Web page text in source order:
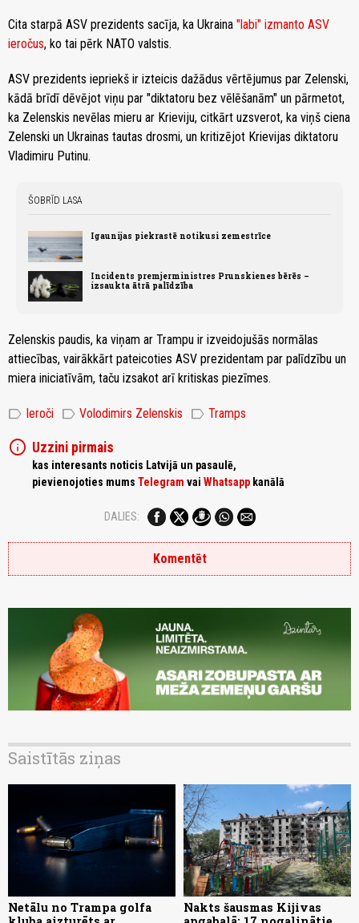
Cita starpā ASV prezidents sacīja, ka Ukraina "labi" izmanto ASV
ieročus, ko tai pērk NATO valstis.
ASV prezidents iepriekš ir izteicis dažādus vērtējumus par Zelenski,
kādā brīdī dēvējot viņu par "diktatoru bez vēlēšanām" un pārmetot,
ka Zelenskis nevēlas mieru ar Krieviju, citkārt uzsverot, ka viņš ciena
Zelenski un Ukrainas tautas drosmi, un kritizējot Krievijas diktatoru
Vladimiru Putinu.
ŠOBRĪD LASA
Igaunijas piekrastē notikusi zemestrīce
Incidents premjerministres Prunskienes bērēs –
izsaukta ātrā palīdzība
Zelenskis paudis, ka viņam ar Trampu ir izveidojušās normālas
attiecības, vairākkārt pateicoties ASV prezidentam par palīdzību un
miera iniciatīvām, taču izsakot arī kritiskas piezīmes.
label Ieroči label Volodimirs Zelenskis label Tramps
info Uzzini pirmais
kas interesants noticis Latvijā un pasaulē,
pievienojoties mums Telegram vai Whatsapp kanālā
DALIES:
Komentēt
Saistītās ziņas
Netālu no Trampa golfa
Nakts šausmas Kijivas